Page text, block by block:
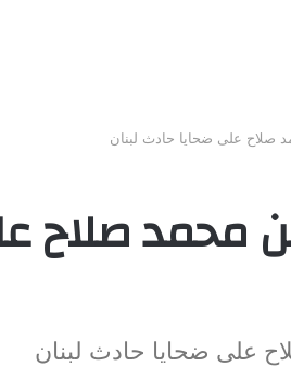
صلاح على ضحايا حادث لبنان
محمد صلاح
على ضحايا حادث لبنان